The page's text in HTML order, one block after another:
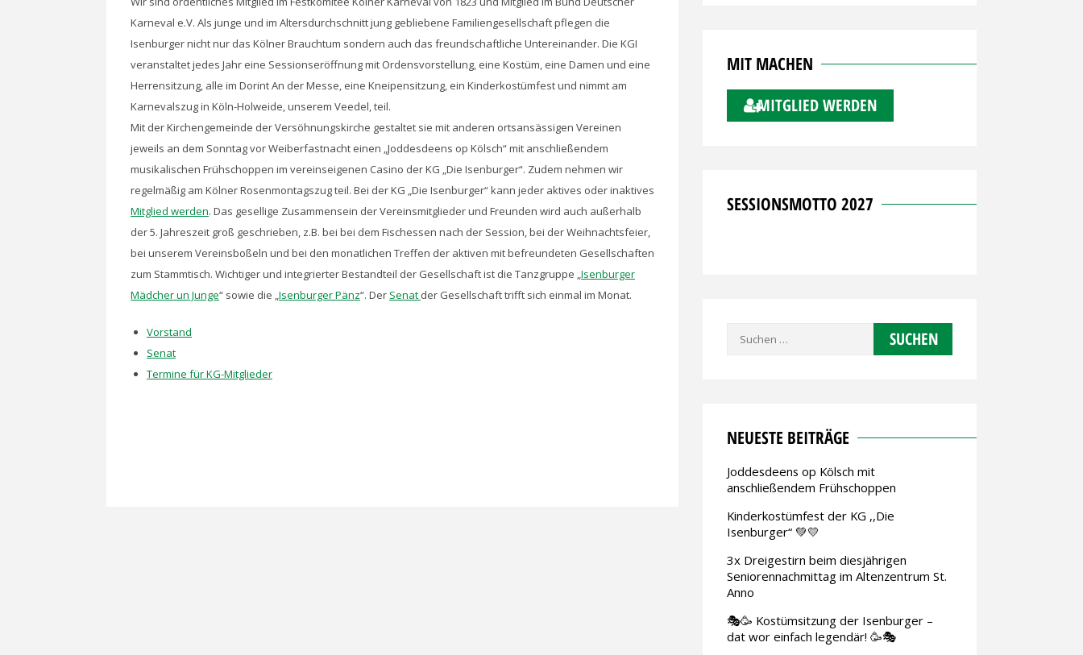
Karneval e.V. Als junge und im Altersdurchschnitt jung gebliebene Familiengesellschaft pflegen die
Isenburger nicht nur das Kölner Brauchtum sondern auch das freundschaftliche Untereinander. Die KGI
veranstaltet jedes Jahr eine Sessionseröffnung mit Ordensvorstellung, eine Kostüm, eine Damen und eine
Herrensitzung, alle im Dorint An der Messe, eine Kneipensitzung, ein Kinderkostümfest und nimmt am
Karnevalszug in Köln-Holweide, unserem Veedel, teil.
Mit der Kirchengemeinde der Versöhnungskirche gestaltet sie mit anderen ortsansässigen Vereinen
jeweils an dem Sonntag vor Weiberfastnacht einen „Joddesdeens op Kölsch“ mit anschließendem
musikalischen Frühschoppen im vereinseigenen Casino der KG „Die Isenburger“. Zudem nehmen wir
regelmäßig am Kölner Rosenmontagszug teil. Bei der KG „Die Isenburger“ kann jeder aktives oder inaktives
Mitglied werden. Das gesellige Zusammensein der Vereinsmitglieder und Freunden wird auch außerhalb
der 5. Jahreszeit groß geschrieben, z.B. bei bei dem Fischessen nach der Session, bei der Weihnachtsfeier,
bei unserem Vereinsboßeln und bei den monatlichen Treffen der aktiven mit befreundeten Gesellschaften
zum Stammtisch. Wichtiger und integrierter Bestandteil der Gesellschaft ist die Tanzgruppe „Isenburger
Mädcher un Junge“ sowie die „Isenburger Pänz“. Der Senat der Gesellschaft trifft sich einmal im Monat.
Vorstand
Senat
Termine für KG-Mitglieder
MIT MACHEN
MITGLIED WERDEN
SESSIONSMOTTO 2027
Suchen
NEUESTE BEITRÄGE
Joddesdeens op Kölsch mit
anschließendem Frühschoppen
Kinderkostümfest der KG ,,Die
Isenburger“ 💚💛
3x Dreigestirn beim diesjährigen
Seniorennachmittag im Altenzentrum St.
Anno
🎭🥳 Kostümsitzung der Isenburger –
dat wor einfach legendär! 🥳🎭